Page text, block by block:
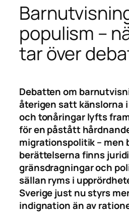
populism –
tar över
Debatten om
återigen satt känslorna
och tonåringar lyfts
för en påstått
migrationspolitik – men
berättelserna finns
gränsdragningar och
sällan ryms i
Sverige just nu styrs
indignation än av